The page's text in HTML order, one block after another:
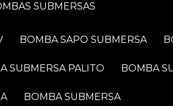
SUBMERSAS
BOMBA SAPO SUBMERSA
SUBMERSA PALITO BOMBA
BOMBA SUBMERSA